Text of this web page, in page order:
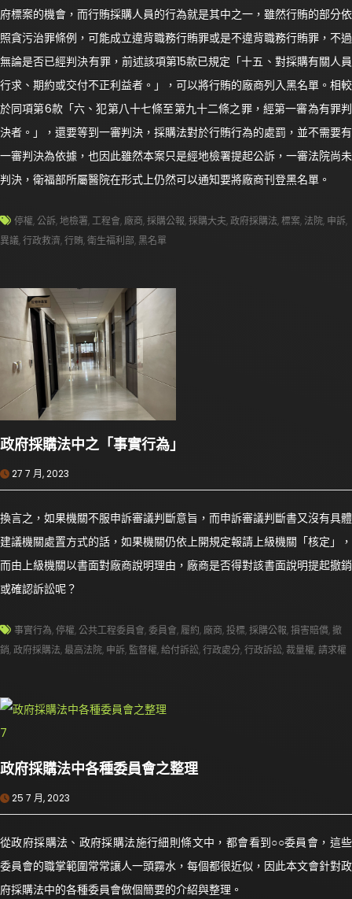
府標案的機會，而行賄採購人員的行為就是其中之一，雖然行賄的部分依
照貪污治罪條例，可能成立違背職務行賄罪或是不違背職務行賄罪，不過
無論是否已經判決有罪，前述該項第15款已規定「十五、對採購有關人員
行求、期約或交付不正利益者。」，可以將行賄的廠商列入黑名單。相較
於同項第6款「六、犯第八十七條至第九十二條之罪，經第一審為有罪判
決者。」，還要等到一審判決，採購法對於行賄行為的處罰，並不需要有
一審判決為依據，也因此雖然本案只是經地檢署提起公訴，一審法院尚未
判決，衛福部所屬醫院在形式上仍然可以通知要將廠商刊登黑名單。
停權,公訴,地檢署,工程會,廠商,採購公報,採購大夫,政府採購法,標案, 法院, 申訴,
異議,行政救濟,行賄,衛生福利部, 黑名單
政府採購法中之「事實行為」
27 7 月, 2023
換言之，如果機關不服申訴審議判斷意旨，而申訴審議判斷書又沒有具體
建議機關處置方式的話，如果機關仍依上開規定報請上級機關「核定」，
而由上級機關以書面對廠商說明理由，廠商是否得對該書面說明提起撤銷
或確認訴訟呢？
事實行為,停權,公共工程委員會,委員會, 履約,廠商,投標,採購公報,損害賠償,撤
銷,政府採購法,最高法院, 申訴, 監督權,給付訴訟,行政處分,行政訴訟, 裁量權,請求權
政府採購法中各種委員會之整理
25 7 月, 2023
從政府採購法、政府採購法施行細則條文中，都會看到○○委員會，這些
委員會的職掌範圍常常讓人一頭霧水，每個都很近似，因此本文會針對政
府採購法中的各種委員會做個簡要的介紹與整理。